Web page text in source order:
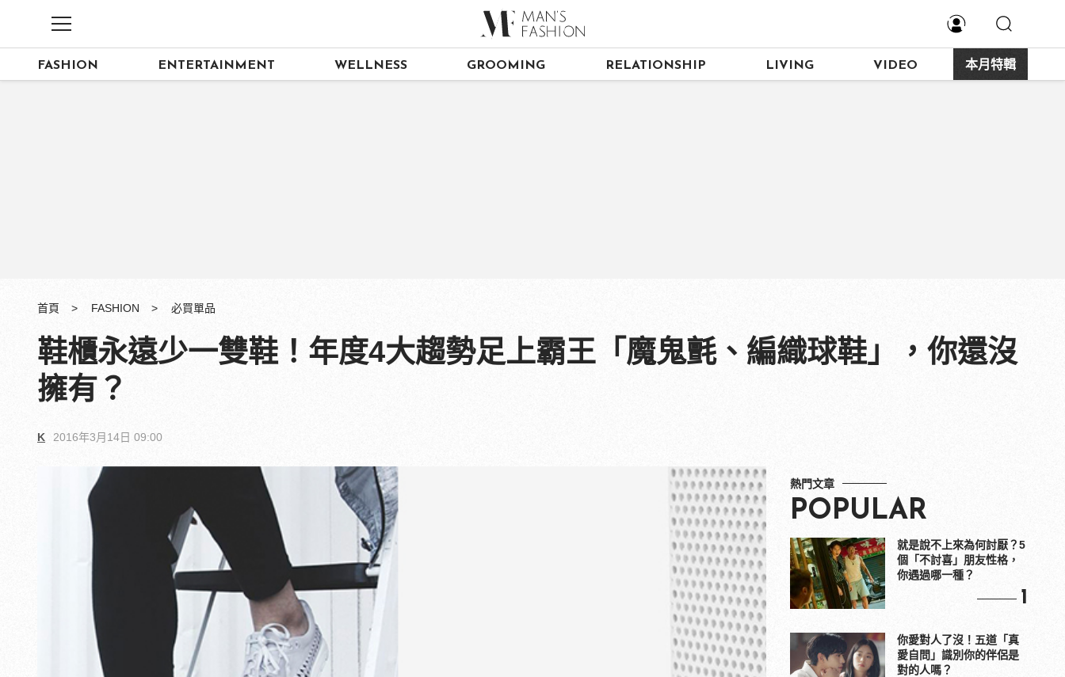
FASHION ENTERTAINMENT WELLNESS GROOMING RELATIONSHIP LIVING VIDEO 本月特輯
首頁 FASHION 必買單品
鞋櫃永遠少一雙鞋！年度4大趨勢足上霸王「魔鬼氈、編織球鞋」，你還沒
擁有？
K 2016年3月14日 09:00
熱門文章
POPULAR
就是說不上來為何討厭？5
個「不討喜」朋友性格，
你遇過哪一種？
1
你愛對人了沒！五道「真
愛自問」識別你的伴侶是
對的人嗎？